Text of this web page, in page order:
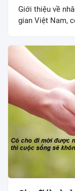
Giới thiệu về
gian Việt Nam,